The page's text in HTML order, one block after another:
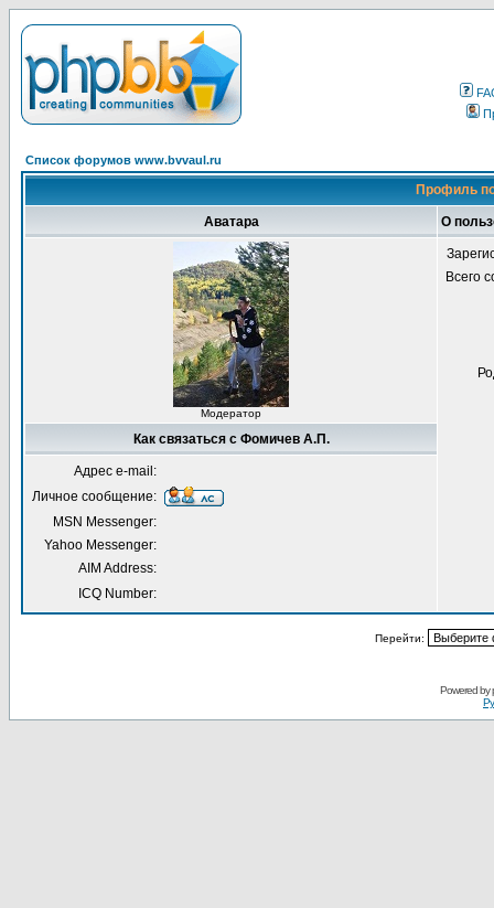
Список форумов www.bvvaul.ru
Профиль
Аватара О
Модератор
Всего
Как связаться с Фомичев А.П.
Адрес e-mail:
Личное сообщение:
MSN Messenger:
Yahoo Messenger:
AIM Address:
ICQ Number:
Перейти:
Powered by